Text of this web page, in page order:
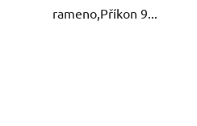
rameno,Příkon 9...